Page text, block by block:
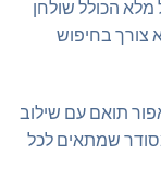
מלא הכולל שולחן
צורך בחיפוש
תואם עם שילוב
שמתאים לכל